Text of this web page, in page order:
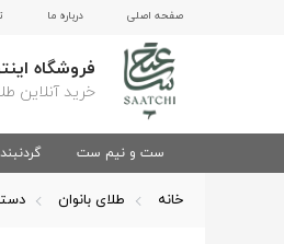
صفحه اصلی درباره ما
فروشگاه
خرید آنلاین
ست و نیم ست گردنبند
خانه طلای بانوان